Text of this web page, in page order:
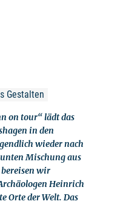
Gestalten
on tour“ lädt das
in den
wieder nach
Mischung aus
wir
Heinrich
Orte der Welt. Das